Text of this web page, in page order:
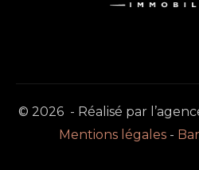
© 2026 - Réalisé par
Mentions légales -